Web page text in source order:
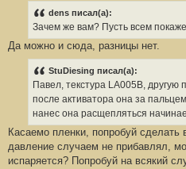
н
dens писал(а):
Зачем же вам? Пусть всем
Да можно и сюда, разницы нет.
StuDiesing писал(а):
Павел, текстура LA005B,
после активатора она за
нанес она расщепляться
Касаемо пленки, попробуй
давление случаем не прибавлял,
испаряется? Попробуй на всякий